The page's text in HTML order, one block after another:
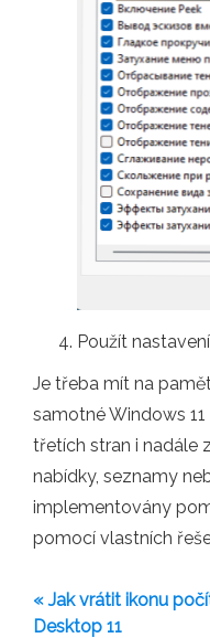
Použít
Je třeba mít na
samotné Windows
třetích stran i nadále
nabídky, seznamy
implementovány
pomocí vlastních
« Jak vrátit ikonu
Desktop 11